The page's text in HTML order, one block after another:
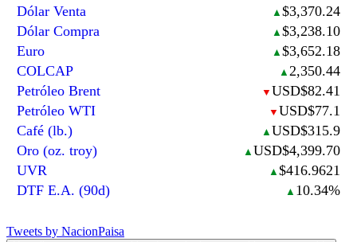
Dólar Venta
▲ $3,370.24
Dólar Compra
▲ $3,238.10
Euro
▲ $3,652.18
COLCAP
▲ 2,350.44
Petróleo Brent
▼ USD$82.41
Petróleo WTI
▼ USD$77.1
Café (lb.)
▲ USD$315.9
Oro (oz. troy)
▲ USD$4,399.70
UVR
▲ $416.9621
DTF E.A. (90d)
▲ 10.34%
Tweets by NacionPaisa